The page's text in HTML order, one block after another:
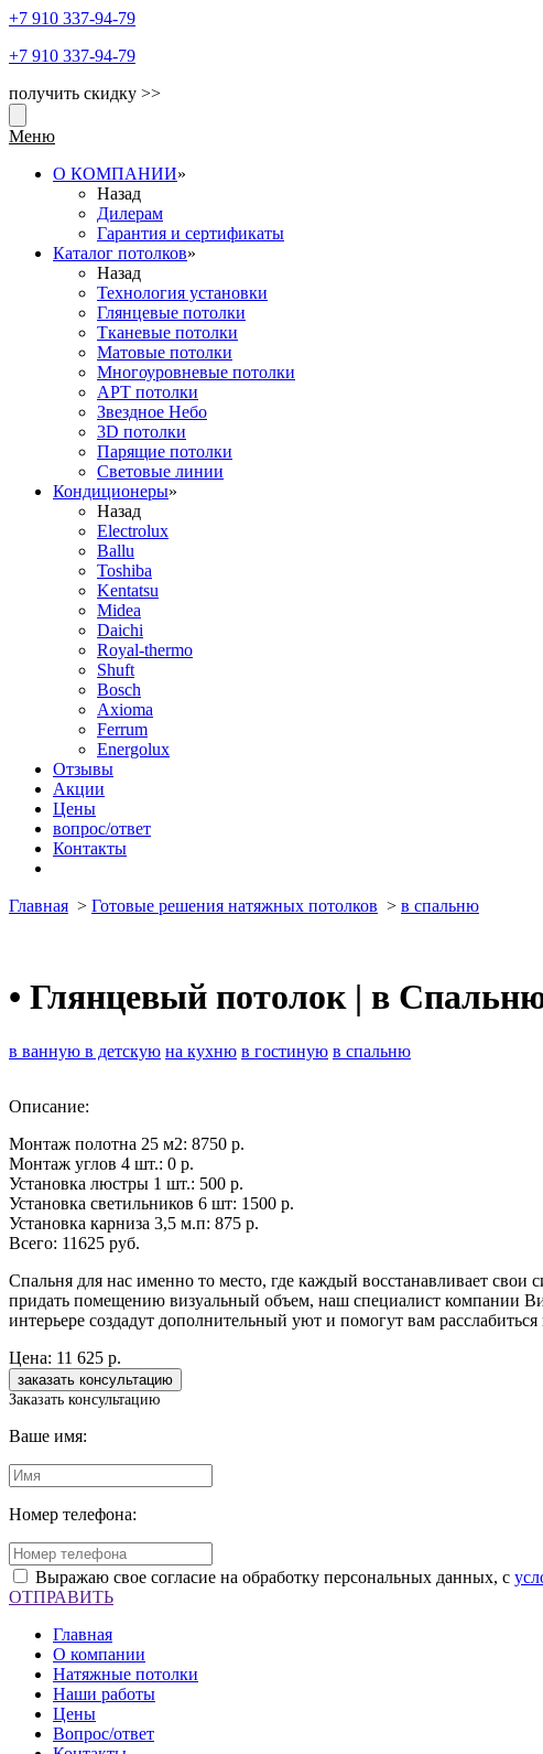
+7 910 337-94-79
+7 910 337-94-79
получить скидку >>
Меню
О КОМПАНИИ»
Назад
Дилерам
Гарантия и сертификаты
Каталог потолков»
Назад
Технология установки
Глянцевые потолки
Тканевые потолки
Матовые потолки
Многоуровневые потолки
АРТ потолки
Звездное Небо
3D потолки
Парящие потолки
Световые линии
Кондиционеры»
Назад
Electrolux
Ballu
Toshiba
Kentatsu
Midea
Daichi
Royal-thermo
Shuft
Bosch
Axioma
Ferrum
Energolux
Отзывы
Акции
Цены
вопрос/ответ
Контакты
Главная > Готовые решения натяжных потолков > в спальню
• Глянцевый потолок | в
в ванную в детскую на кухню в гостиную в спальню
Описание:
Монтаж полотна 25 м2: 8750 р.
Монтаж углов 4 шт.: 0 р.
Установка люстры 1 шт.: 500 р.
Установка светильников 6 шт: 1500 р.
Установка карниза 3,5 м.п: 875 р.
Всего: 11625 руб.
Спальня для нас именно то место, где каждый восстанавливает
придать помещению визуальный объем, наш специалист компании
интерьере создадут дополнительный уют и помогут вам расслабиться
Цена: 11 625 р.
Заказать консультацию
Ваше имя:
Номер телефона:
Выражаю свое согласие на обработку персональных данных, с
ОТПРАВИТЬ
Главная
О компании
Натяжные потолки
Наши работы
Цены
Вопрос/ответ